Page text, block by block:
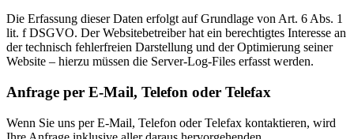
Die Erfassung dieser Daten erfolgt auf Grundlage von Art. 6 Abs. 1
lit. f DSGVO. Der Websitebetreiber hat ein berechtigtes Interesse an
der technisch fehlerfreien Darstellung und der Optimierung seiner
Website – hierzu müssen die Server-Log-Files erfasst werden.
Anfrage per E-Mail, Telefon oder Telefax
Wenn Sie uns per E-Mail, Telefon oder Telefax kontaktieren, wird